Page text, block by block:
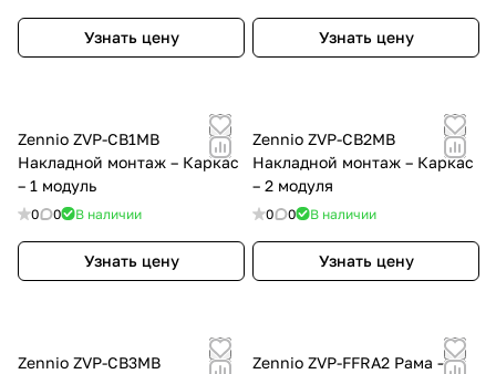
Узнать цену Узнать цену
Zennio ZVP-CB1MB
Накладной монтаж – Каркас
– 1 модуль
0 0 В наличии
Узнать цену
Zennio ZVP-CB2MB
Накладной монтаж – Каркас
– 2 модуля
0 0 В наличии
Узнать цену
Zennio ZVP-CB3MB
Zennio ZVP-FFRA2 Рама – 2